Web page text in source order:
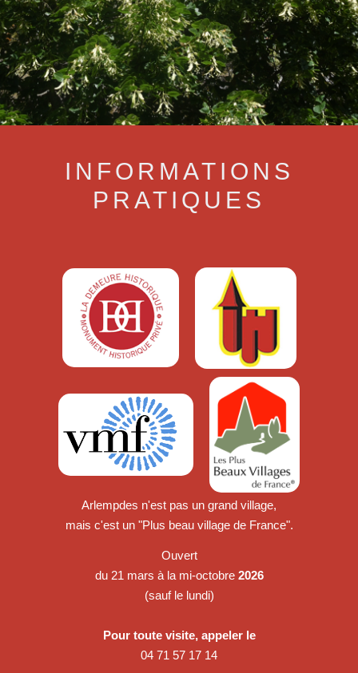
INFORMATIONS
PRATIQUES
Arlempdes n'est pas un grand village,
mais c'est un "Plus beau village de France".
Ouvert
du 21 mars à la mi-octobre 2026
(sauf le lundi)
Pour toute visite, appeler le
04 71 57 17 14